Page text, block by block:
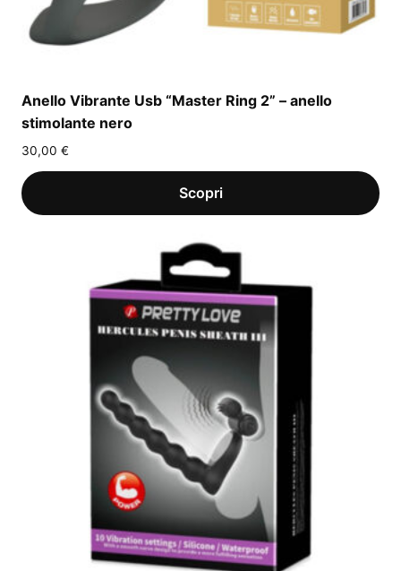
Anello Vibrante Usb “Master Ring 2” – anello
stimolante nero
30,00 €